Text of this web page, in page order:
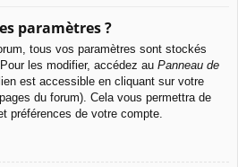
paramètres ?
tous vos paramètres sont stockés
les modifier, accédez au Panneau de
est accessible en cliquant sur votre
du forum). Cela vous permettra de
préférences de votre compte.